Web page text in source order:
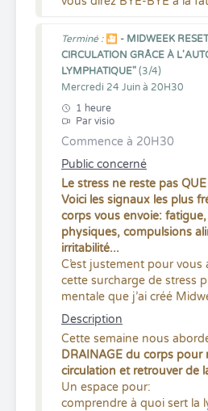
Terminé : 🎦 - MIDWEEK
CIRCULATION GRÂCE À
LYMPHATIQUE" (3/4)
Mercredi 24 Juin à 20H30
1 heure
Par visio
Commence à 20H30
Public concerné
Le stress ne reste pas
Voici les signaux les plus
corps vous envoie:
physiques, compulsions
irritabilité...
C’est justement pour vous
cette surcharge de stress
mentale que j’ai créé
Description
Cette semaine nous
DRAINAGE du corps pour
circulation et retrouver de
Un espace pour:
comprendre à quoi sert la